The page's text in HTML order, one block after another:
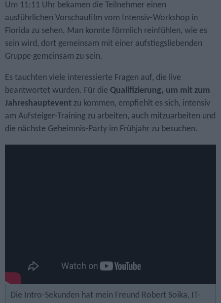
Um 11:11 Uhr bekamen die Teilnehmer einen
ausführlichen Vorschaufilm vom Intensiv-Workshop in
Florida zu sehen. Man konnte förmlich reinfühlen, wie es
sein wird, dort gemeinsam mit einer aufstiegs­liebenden
Gruppe gemeinsam zu sein.
Es tauchten viele interessierte Fragen auf, die live
beantwortet wurden. Für die Qualifizierung, um mit zum
Jahreshauptevent zu kommen, empfiehlt es sich, intensiv
am Aufsteiger-Training zu arbeiten, auch mitzuarbeiten und
die nächste Geheimnis-Party im Frühjahr zu besuchen.
Die Intro-Sekunden hat mein Freund Robert Soika, IT-